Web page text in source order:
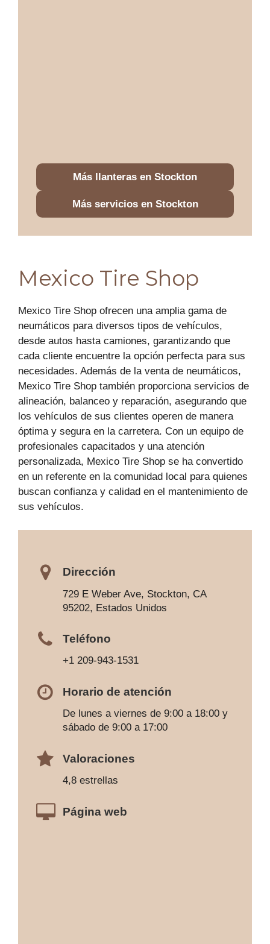
Más llanteras en Stockton
Más servicios en Stockton
Mexico Tire Shop
Mexico Tire Shop ofrecen una amplia gama de
neumáticos para diversos tipos de vehículos,
desde autos hasta camiones, garantizando que
cada cliente encuentre la opción perfecta para sus
necesidades. Además de la venta de neumáticos,
Mexico Tire Shop también proporciona servicios de
alineación, balanceo y reparación, asegurando que
los vehículos de sus clientes operen de manera
óptima y segura en la carretera. Con un equipo de
profesionales capacitados y una atención
personalizada, Mexico Tire Shop se ha convertido
en un referente en la comunidad local para quienes
buscan confianza y calidad en el mantenimiento de
sus vehículos.
Dirección
729 E Weber Ave, Stockton, CA
95202, Estados Unidos
Teléfono
+1 209-943-1531
Horario de atención
De lunes a viernes de 9:00 a 18:00 y
sábado de 9:00 a 17:00
Valoraciones
4,8 estrellas
Página web